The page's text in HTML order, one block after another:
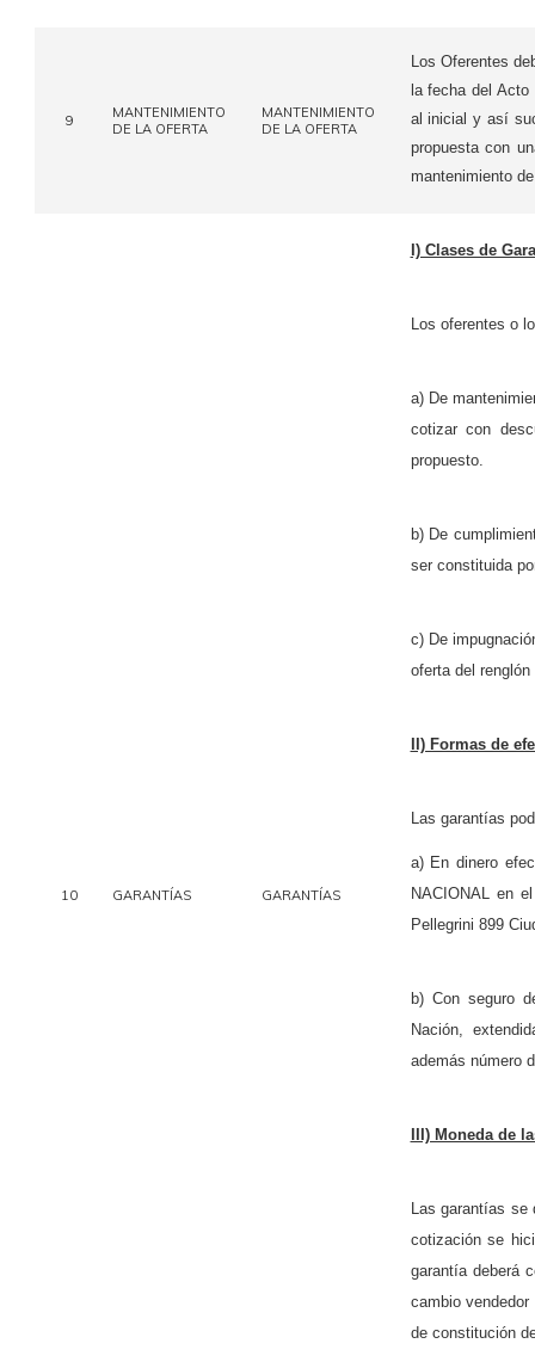
9
MANTENIMIENTO
DE LA OFERTA
MANTENIMIENTO
DE LA OFERTA
Los Oferentes
la fecha del
al inicial y así
propuesta con
mantenimiento
10 GARANTÍAS GARANTÍAS
I) Clases de
Los oferentes o
a) De
cotizar con
propuesto.
b) De
ser constituida
c) De
oferta del
II) Formas de
Las garantías
a) En dinero
NACIONAL en
Pellegrini 899
b) Con seguro
Nación,
además número
III) Moneda de
Las garantías se
cotización se
garantía deberá
cambio
de constitución